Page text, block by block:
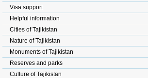
Visa support
Helpful information
Cities of Tajikistan
Nature of Tajikistan
Monuments of Tajikistan
Reserves and parks
Culture of Tajikistan